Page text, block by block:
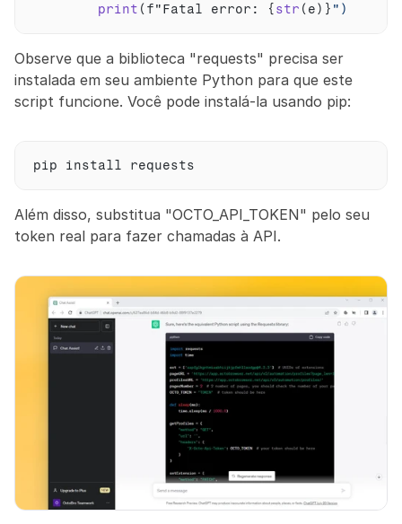
print ( f"Fatal error : { str ( e) } ")
Observe que a biblioteca "requests" precisa ser
instalada em seu ambiente Python para que este
script funcione. Você pode instalá-la usando pip:
pip install requests
Além disso, substitua "OCTO_API_TOKEN" pelo seu
token real para fazer chamadas à API.